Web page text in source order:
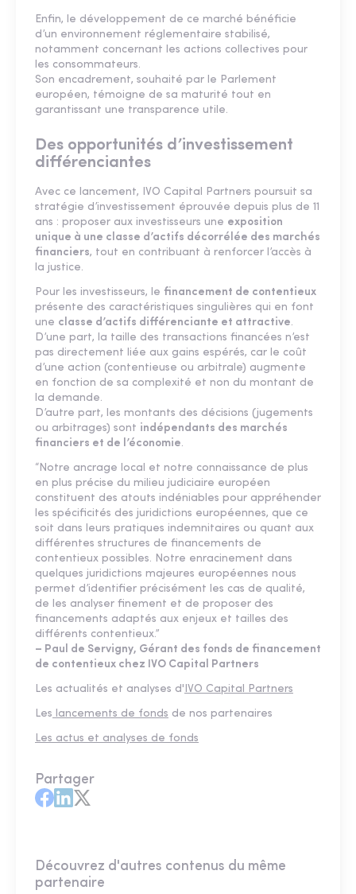
Enfin, le développement de ce marché bénéficie
d’un environnement réglementaire stabilisé,
notamment concernant les actions collectives pour
les consommateurs.
Son encadrement, souhaité par le Parlement
européen, témoigne de sa maturité tout en
garantissant une transparence utile.
Des opportunités d’investissement
différenciantes
Avec ce lancement, IVO Capital Partners poursuit sa
stratégie d’investissement éprouvée depuis plus de 11
ans : proposer aux investisseurs une exposition
unique à une classe d’actifs décorrélée des marchés
financiers, tout en contribuant à renforcer l’accès à
la justice.
Pour les investisseurs, le financement de contentieux
présente des caractéristiques singulières qui en font
une classe d’actifs différenciante et attractive.
D’une part, la taille des transactions financées n’est
pas directement liée aux gains espérés, car le coût
d’une action (contentieuse ou arbitrale) augmente
en fonction de sa complexité et non du montant de
la demande.
D’autre part, les montants des décisions (jugements
ou arbitrages) sont indépendants des marchés
financiers et de l’économie.
“Notre ancrage local et notre connaissance de plus
en plus précise du milieu judiciaire européen
constituent des atouts indéniables pour appréhender
les spécificités des juridictions européennes, que ce
soit dans leurs pratiques indemnitaires ou quant aux
différentes structures de financements de
contentieux possibles. Notre enracinement dans
quelques juridictions majeures européennes nous
permet d’identifier précisément les cas de qualité,
de les analyser finement et de proposer des
financements adaptés aux enjeux et tailles des
différents contentieux.”
– Paul de Servigny, Gérant des fonds de financement
de contentieux chez IVO Capital Partners
Les actualités et analyses d' IVO Capital Partners
Les lancements de fonds de nos partenaires
Les actus et analyses de fonds
Partager
Découvrez d'autres contenus du même
partenaire